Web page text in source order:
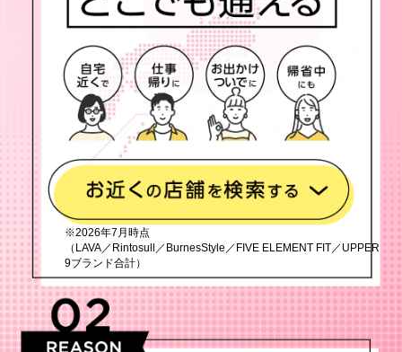
※2026年7月時点
（LAVA／Rintosull／BurnesStyle／FIVE ELEMENT FIT／UPPER
9ブランド合計）